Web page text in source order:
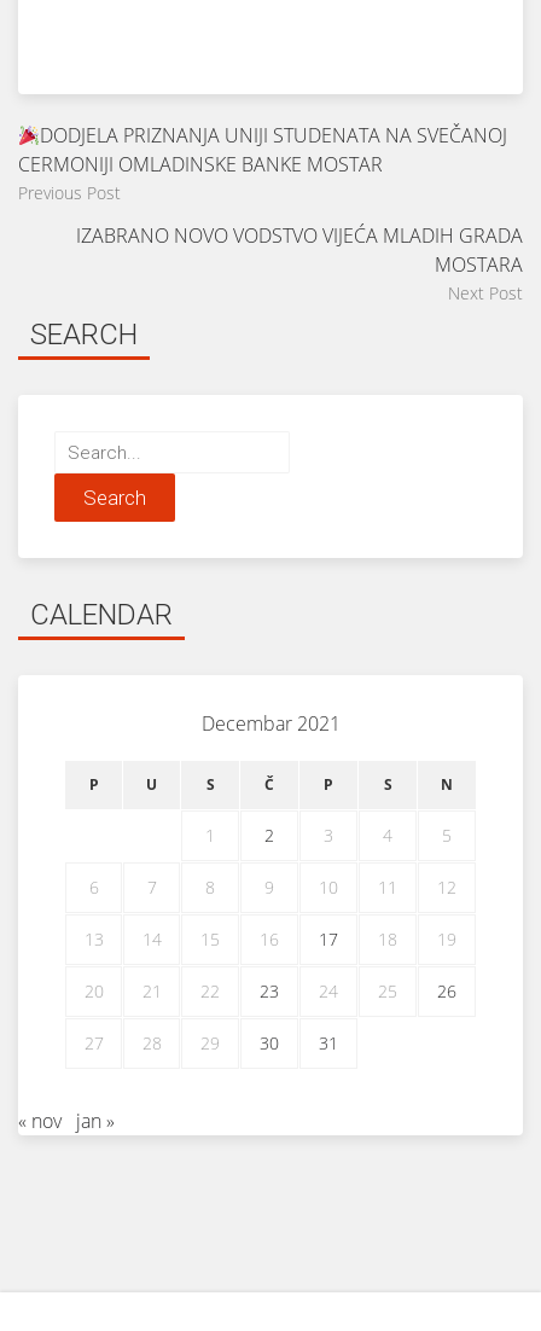
DODJELA PRIZNANJA UNIJI STUDENATA NA SVEČANOJ
CERMONIJI OMLADINSKE BANKE MOSTAR
Previous Post
IZABRANO NOVO VODSTVO VIJEĆA MLADIH GRADA
MOSTARA
Next Post
SEARCH
Search
for:
CALENDAR
Decembar 2021
P U S Č P S N
1 2 3 4 5
6 7 8 9 10 11 12
13 14 15 16 17 18 19
20 21 22 23 24 25 26
27 28 29 30 31
« nov jan »